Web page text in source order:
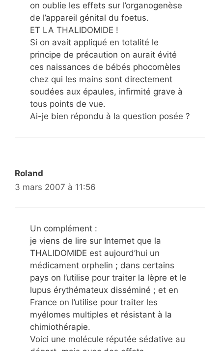
on oublie les effets sur l’organogenèse
de l’appareil génital du foetus.
ET LA THALIDOMIDE !
Si on avait appliqué en totalité le
principe de précaution on aurait évité
ces naissances de bébés phocomèles
chez qui les mains sont directement
soudées aux épaules, infirmité grave à
tous points de vue.
Ai-je bien répondu à la question posée ?
Roland
3 mars 2007 à 11:56
Un complément :
je viens de lire sur Internet que la
THALIDOMIDE est aujourd’hui un
médicament orphelin ; dans certains
pays on l’utilise pour traiter la lèpre et le
lupus érythémateux disséminé ; et en
France on l’utilise pour traiter les
myélomes multiples et résistant à la
chimiothérapie.
Voici une molécule réputée sédative au